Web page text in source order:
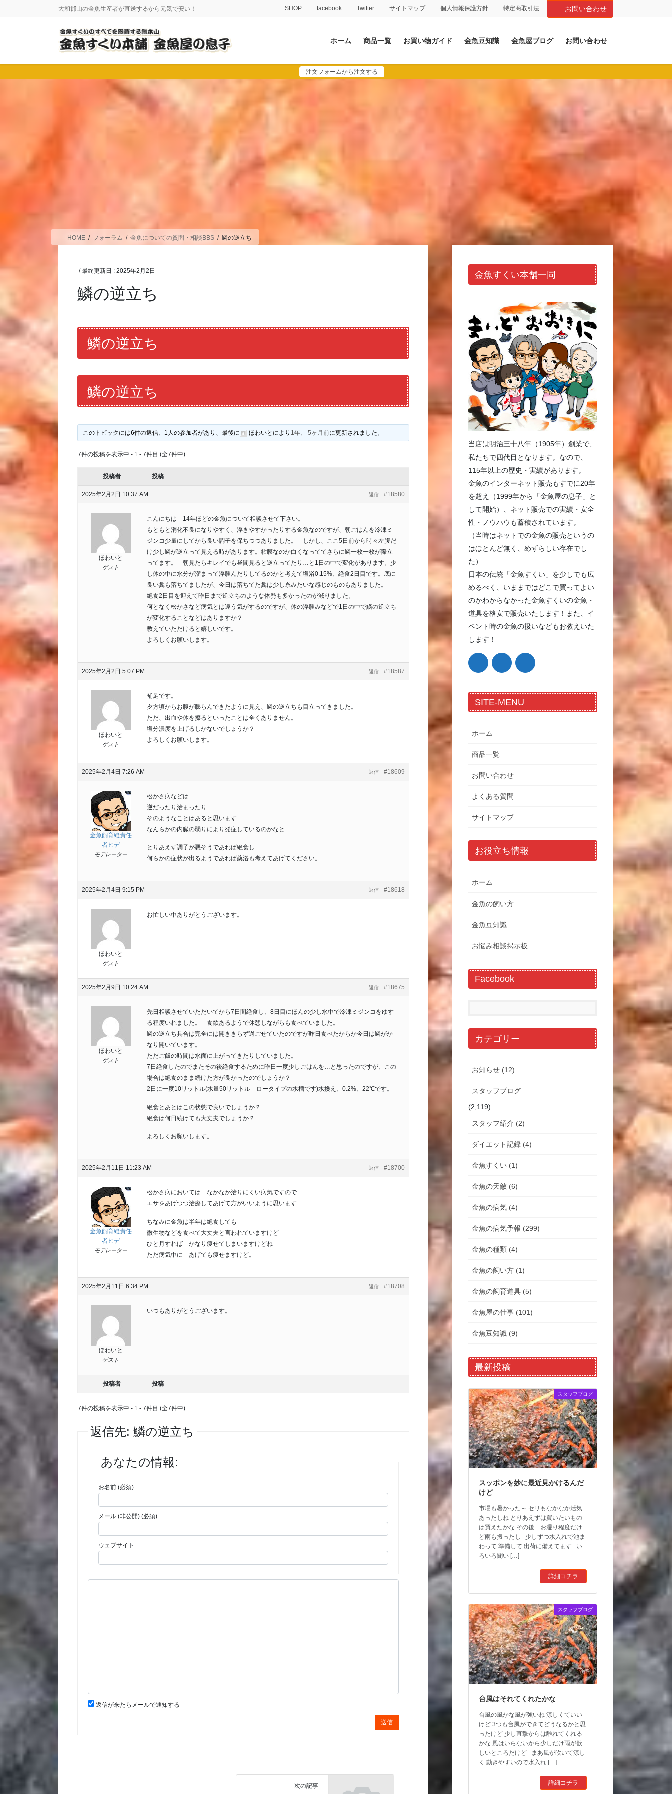
に
移
ョ
ン
大和郡山の金魚生産者が直送するから元気で安い！ SHOP facebook Twitter サイトマップ 個人情報保護方針 特定商取引法 お問い合わせ
ホーム 商品一覧 お買い物ガイド 金魚豆知識 金魚屋ブログ お問い合わせ
注文フォームから注文する
HOME フォーラム 金魚についての質問・相談BBS 鱗の逆立ち
/ 最終更新日 :2025年2月2日
鱗の逆立ち
鱗の逆立ち
鱗の逆立ち
このトピックには6件の返信、1人の参加者があり、最後に ほわいと により 1年、 5ヶ月前に更新されました。
7件の投稿を表示中 - 1 - 7件目 (全7件中)
投稿者 投稿
2025年2月2日 10:37 AM #18580
返信
ほわいと
ゲスト
こんにちは 14年ほどの金魚について相談させて下さい。
もともと消化不良になりやすく、浮きやすかったりする金魚なのですが、朝ごはんを冷凍ミ
ジンコ少量にしてから良い調子を保ちつつありました。 しかし、ここ5日前から時々左腹だ
け少し鱗が逆立って見える時があります。粘膜なのか白くなっててさらに鱗一枚一枚が際立
ってます。 朝見たらキレイでも昼間見ると逆立ってたり…と1日の中で変化があります。少
し体の中に水分が溜まって浮腫んだりしてるのかと考えて塩浴0.15%、絶食2日目です。底に
良い糞も落ちてましたが、今日は落ちてた糞は少し糸みたいな感じのものもありました。
絶食2日目を迎えて昨日まで逆立ちのような体勢も多かったのが減りました。
何となく松かさなど病気とは違う気がするのですが、体の浮腫みなどで1日の中で鱗の逆立ち
が変化することなどはありますか？
教えていただけると嬉しいです。
よろしくお願いします。
2025年2月2日 5:07 PM #18587
返信
ほわいと
ゲスト
補足です。
夕方頃からお腹が膨らんできたように見え、鱗の逆立ちも目立ってきました。
ただ、出血や体を擦るといったことは全くありません。
塩分濃度を上げるしかないでしょうか？
よろしくお願いします。
2025年2月4日 7:26 AM #18609
返信
金魚飼育総責任
者ヒデ
モデレーター
松かさ病などは
逆だったり治まったり
そのようなことはあると思います
なんらかの内臓の弱りにより発症しているのかなと
とりあえず調子が悪そうであれば絶食し
何らかの症状が出るようであれば薬浴も考えてあげてください。
2025年2月4日 9:15 PM #18618
返信
ほわいと
ゲスト
お忙しい中ありがとうございます。
2025年2月9日 10:24 AM #18675
返信
ほわいと
ゲスト
先日相談させていただいてから7日間絶食し、8日目にほんの少し水中で冷凍ミジンコをゆす
る程度いれました。 食欲あるようで休憩しながらも食べていました。
鱗の逆立ち具合は完全には開ききらず過ごせていたのですが昨日食べたからか今日は鱗がか
なり開いています。
ただご飯の時間は水面に上がってきたりしていました。
7日絶食したのでまたその後絶食するために昨日一度少しごはんを…と思ったのですが、この
場合は絶食のまま続けた方が良かったのでしょうか？
2日に一度10リットル(水量50リットル ロータイプの水槽です)水換え、0.2%、22℃です。
絶食とあとはこの状態で良いでしょうか？
絶食は何日続けても大丈夫でしょうか？
よろしくお願いします。
2025年2月11日 11:23 AM #18700
返信
金魚飼育総責任
者ヒデ
モデレーター
松かさ病においては なかなか治りにくい病気ですので
エサをあげつつ治療してあげて方がいいように思います
ちなみに金魚は半年は絶食しても
微生物などを食べて大丈夫と言われていますけど
ひと月すれば かなり痩せてしまいますけどね
ただ病気中に あげても痩せますけど。
2025年2月11日 6:34 PM #18708
返信
ほわいと
ゲスト
いつもありがとうございます。
投稿者 投稿
7件の投稿を表示中 - 1 - 7件目 (全7件中)
返信先: 鱗の逆立ち
あなたの情報:
お名前 (必須)
メール (非公開) (必須):
ウェブサイト:
返信が来たらメールで通知する
送信
次の記事
金魚すくい本舗一同
当店は明治三十八年（1905年）創業で、
私たちで四代目となります。なので、
115年以上の歴史・実績があります。
金魚のインターネット販売もすでに20年
を超え（1999年から「金魚屋の息子」と
して開始）、ネット販売での実績・安全
性・ノウハウも蓄積されています。
（当時はネットでの金魚の販売というの
はほとんど無く、めずらしい存在でし
た）
日本の伝統「金魚すくい」を少しでも広
めるべく、いままではどこで買ってよい
のかわからなかった金魚すくいの金魚・
道具を格安で販売いたします！また、イ
ベント時の金魚の扱いなどもお教えいた
します！
SITE-MENU
ホーム
商品一覧
お問い合わせ
よくある質問
サイトマップ
お役立ち情報
ホーム
金魚の飼い方
金魚豆知識
お悩み相談掲示板
Facebook
カテゴリー
お知らせ (12)
スタッフブログ
(2,119)
スタッフ紹介 (2)
ダイエット記録 (4)
金魚すくい (1)
金魚の天敵 (6)
金魚の病気 (4)
金魚の病気予報 (299)
金魚の種類 (4)
金魚の飼い方 (1)
金魚の飼育道具 (5)
金魚屋の仕事 (101)
金魚豆知識 (9)
最新投稿
スタッフブログ
スッポンを妙に最近見かけるんだ
けど
市場も暑かった～ セリもなかなか活気
あったしね とりあえずは買いたいもの
は買えたかな その後 お湿り程度だけ
ど雨も振ったし 少しずつ水入れで池ま
わって 準備して 出荷に備えてます い
ろいろ聞い […]
詳細コチラ
スタッフブログ
台風はそれてくれたかな
台風の風かな風が強いね 涼しくていい
けど 3つも台風ができてどうなるかと思
ったけど 少し直撃からは離れてくれる
かな 風はいらないから少しだけ雨が欲
しいところだけど まあ風が吹いて涼し
く 動きやすいので水入れ […]
詳細コチラ